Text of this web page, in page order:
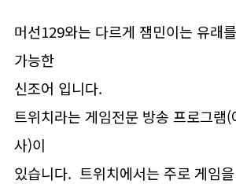
머선129와는 다르게 잼민이는 유래
가능한
신조어 입니다.
트위치라는 게임전문 방송 프로그램
사)이
있습니다. 트위치에서는 주로 게임